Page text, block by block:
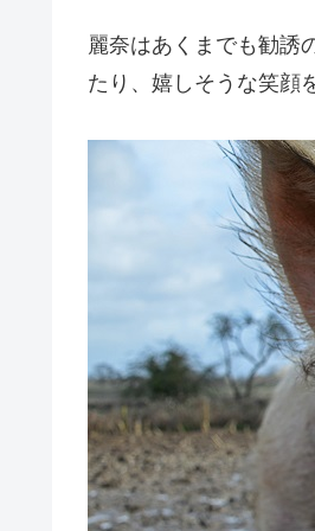
麗奈はあくまでも勧誘
たり、嬉しそうな笑顔